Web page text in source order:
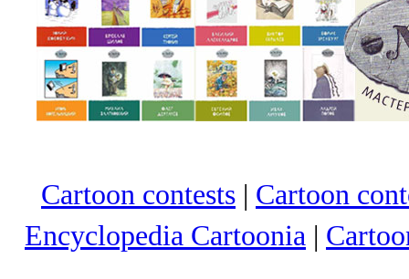
Cartoon contests | Cartoon
Encyclopedia Cartoonia |